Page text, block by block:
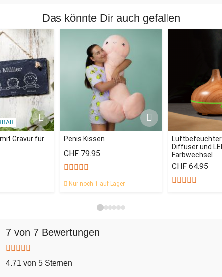
Das könnte Dir auch gefallen
Gravur für Penis Kissen
CHF 79.95
Nur noch 1 auf Lager
Diffuser und
Farbwechsel
CHF 64.95
7 von 7 Bewertungen
4.71 von 5 Sternen